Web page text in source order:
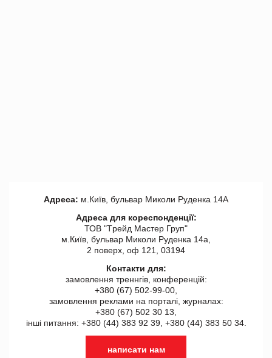
Адреса: м.Київ, бульвар Миколи Руденка 14А
Адреса для кореспонденції:
ТОВ "Tрейд Мастер Груп"
м.Київ, бульвар Миколи Руденка 14а,
2 поверх, оф 121, 03194
Контакти для:
замовлення треннгів, конференцій:
+380 (67) 502-99-00,
замовлення реклами на порталі, журналах:
+380 (67) 502 30 13,
інші питання: +380 (44) 383 92 39, +380 (44) 383 50 34.
написати нам